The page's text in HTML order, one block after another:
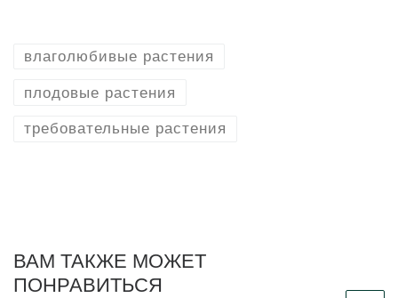
влаголюбивые растения
плодовые растения
требовательные растения
ВАМ ТАКЖЕ МОЖЕТ
ПОНРАВИТЬСЯ